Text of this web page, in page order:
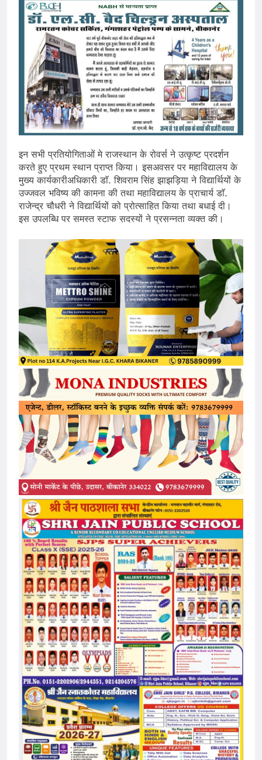
इन सभी प्रतियोगिताओं मे राजस्थान के रोवर्स ने उत्कृष्ट प्रदर्शन
करते हुए प्रथम स्थान प्राप्त किया। इसअवसर पर महाविद्यालय के
मुख्य कार्यकारीअधिकारी डाॅ. शिवराम सिंह झाझड़िया ने विद्यार्थियों के
उज्जवल भविष्य की कामना की तथा महाविद्यालय के प्राचार्य डाॅ.
राजेन्द्र चौधरी ने विद्यार्थियों को प्रोत्साहित किया तथा बधाई दी।
इस उपलब्धि पर समस्त स्टाफ सदस्यों ने प्रसन्नता व्यक्त की।